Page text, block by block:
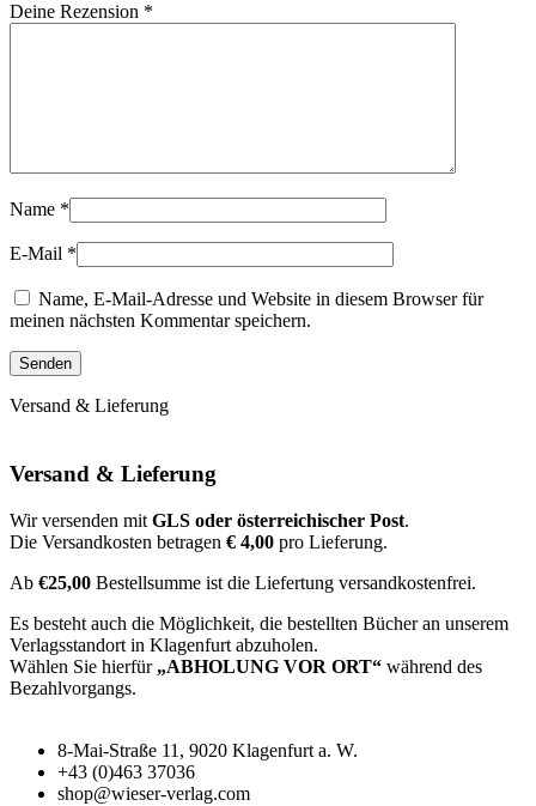
Deine Rezension *
Name *
E-Mail *
Name, E-Mail-Adresse und Website in diesem Browser für
meinen nächsten Kommentar speichern.
Versand & Lieferung
Versand & Lieferung
Wir versenden mit GLS oder österreichischer Post.
Die Versandkosten betragen € 4,00 pro Lieferung.
Ab €25,00 Bestellsumme ist die Liefertung versandkostenfrei.
Es besteht auch die Möglichkeit, die bestellten Bücher an unserem
Verlagsstandort in Klagenfurt abzuholen.
Wählen Sie hierfür „ABHOLUNG VOR ORT“ während des
Bezahlvorgangs.
8-Mai-Straße 11, 9020 Klagenfurt a. W.
+43 (0)463 37036
shop@wieser-verlag.com